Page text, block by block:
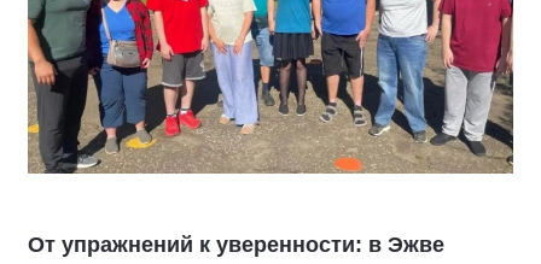
От упражнений к уверенности: в Эжве